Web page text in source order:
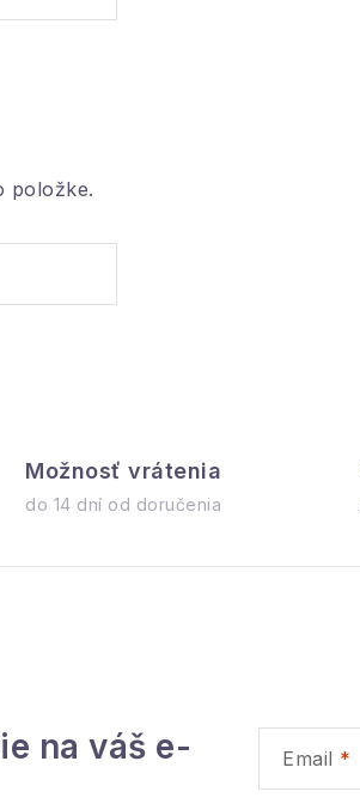
Možnosť vrátenia
do 14 dní od doručenia
položke.
na váš e-
Email